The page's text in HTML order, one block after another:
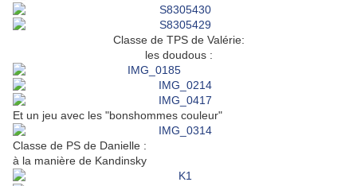
Classe de TPS de Valérie:
les doudous :
Et un jeu avec les "bonshommes couleur"
Classe de PS de Danielle :
à la manière de Kandinsky